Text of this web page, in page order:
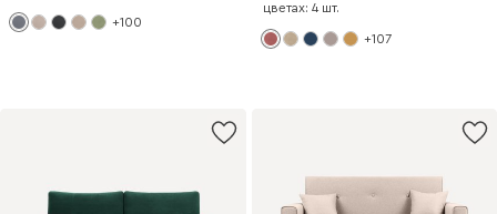
+100
цветах: 4 шт.
+107